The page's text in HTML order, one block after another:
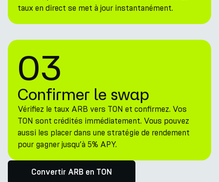
taux en direct se met à jour instantanément.
03
Confirmer le swap
Vérifiez le taux ARB vers TON et confirmez. Vos
TON sont crédités immédiatement. Vous pouvez
aussi les placer dans une stratégie de rendement
pour gagner jusqu’à 5% APY.
Convertir ARB en TON